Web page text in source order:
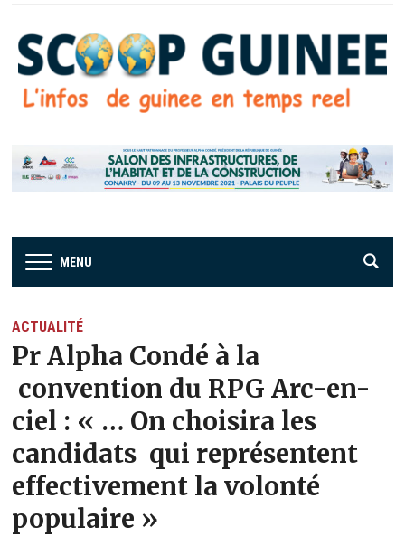
MENU
ACTUALITÉ
Pr Alpha Condé à la
convention du RPG Arc-en-
ciel : « … On choisira les
candidats qui représentent
effectivement la volonté
populaire »